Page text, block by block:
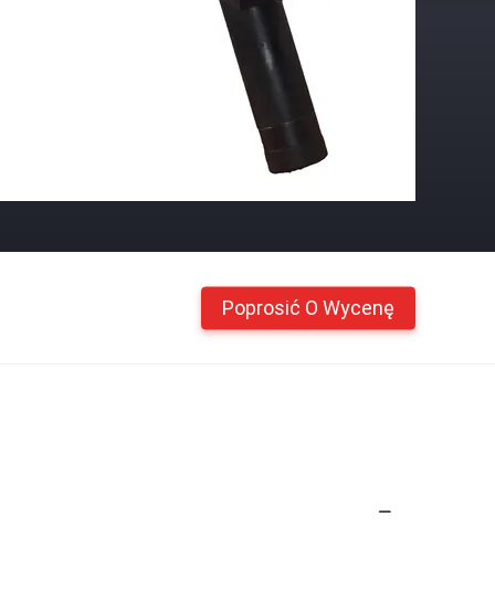
Poprosić O Wycenę